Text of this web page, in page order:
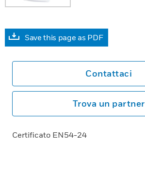
Save this page as PDF
Contattaci
Trova un partner
Certificato EN54-24